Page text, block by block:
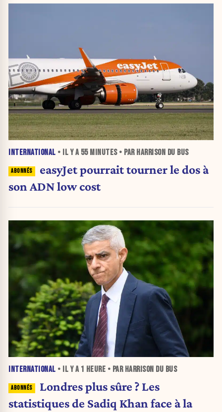
INTERNATIONAL • IL Y A 55 MINUTES• PAR HARRISON DU BUS
easyJet pourrait tourner le dos à
son ADN low cost
INTERNATIONAL • IL Y A 1 HEURE • PAR HARRISON DU BUS
Londres plus sûre ? Les
statistiques de Sadiq Khan face à la